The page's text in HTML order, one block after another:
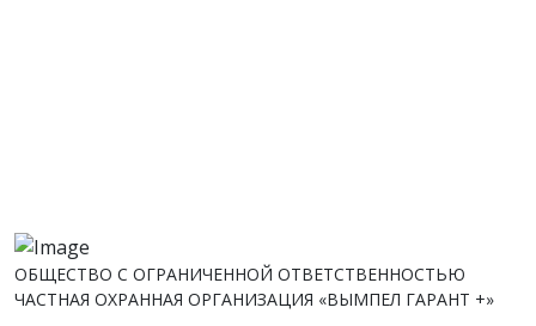
ОБЩЕСТВО С ОГРАНИЧЕННОЙ ОТВЕТСТВЕННОСТЬЮ
ЧАСТНАЯ ОХРАННАЯ ОРГАНИЗАЦИЯ «ВЫМПЕЛ ГАРАНТ +»